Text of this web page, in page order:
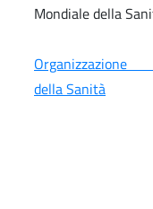
Mondiale della
Organizzazione
della Sanità